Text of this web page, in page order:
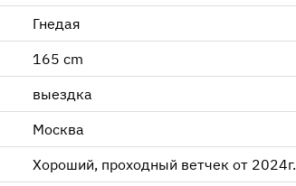
Гнедая
165 cm
выездка
Москва
Хороший, проходный ветчек от 2024г.